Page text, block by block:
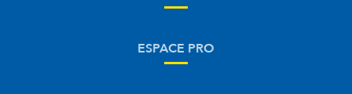
ESPACE PRO